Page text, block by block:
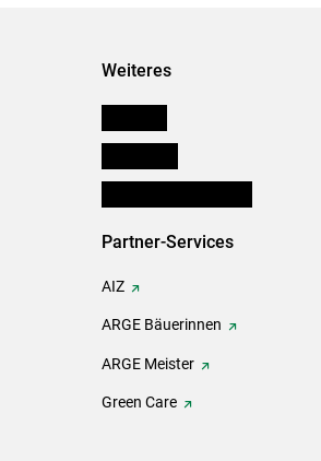
Weiteres
Partner-Services
AIZ
ARGE Bäuerinnen
ARGE Meister
Green Care